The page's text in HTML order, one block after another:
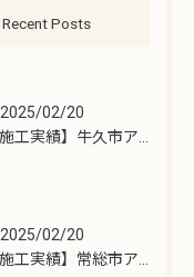
Recent Posts
2025/02/20
2025/02/20